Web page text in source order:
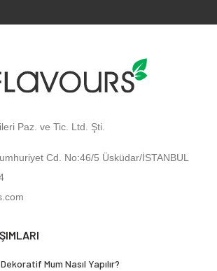
Paz. ve Tic. Ltd. Şti.
Cd. No:46/5 Üsküdar/İSTANBUL
Mum Nasıl Yapılır?